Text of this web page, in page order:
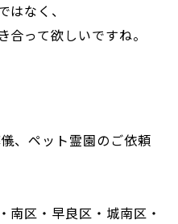
なく、
って欲しいですね。
、ペット霊園のご依頼
南区・早良区・城南区・